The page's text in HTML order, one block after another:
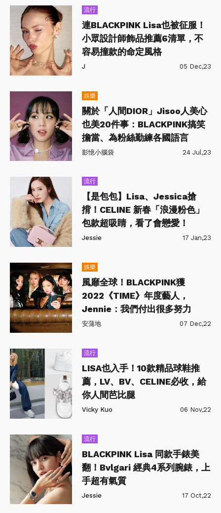
流行
連BLACKPINK Lisa也被征服！
小眾設計師飾品推薦6清單，不
容易撞款的命定風格
J 05 Dec,23
娛樂
關於「人間DIOR」Jisoo人美心
也美20件事：BLACKPINK搞笑
擔當、為粉絲勤練各國語言
影憶小腦袋 24 Jul,23
流行
【是包包】Lisa、Jessica搶
揹！CELINE 新春「浪漫粉色」
包款超吸睛，看了會戀愛！
Jessie 17 Jan,23
娛樂
風靡全球！BLACKPINK獲
2022《TIME》年度藝人，
Jennie：我們付出很多努力
安蒲地 07 Dec,22
流行
LISA也入手！10款精品球鞋推
薦，LV、BV、CELINE必收，給
你人間芭比腿
Vicky Kuo 06 Nov,22
流行
BLACKPINK Lisa 同款手錶美
翻！Bvlgari 經典4系列腕錶，上
手超有氣質
Jessie 17 Oct,22